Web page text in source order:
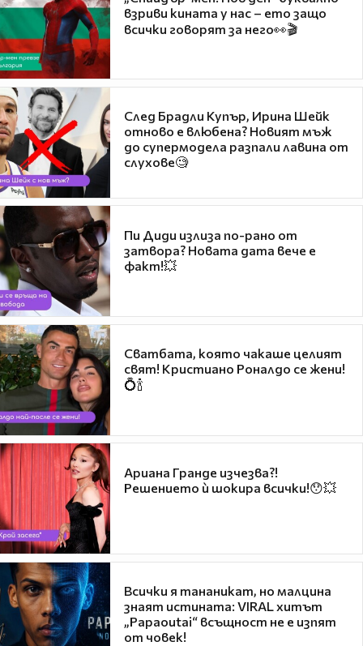
взриви кината у нас – ето защо
всички говорят за него👀🎬
След Брадли Купър, Ирина Шейк
отново е влюбена? Новият мъж
до супермодела разпали лавина от
слухове🧐
Пи Диди излиза по-рано от
затвора? Новата дата вече е
факт!💥
Сватбата, която чакаше целият
свят! Кристиано Роналдо се жени!
💍🍾
Ариана Гранде изчезва?!
Решението ѝ шокира всички!😯💥
Всички я тананикат, но малцина
знаят истината: VIRAL хитът
„Papaoutai“ всъщност не е изпят
от човек!